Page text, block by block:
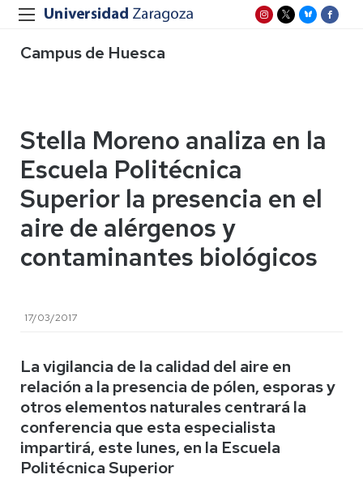
Campus de Huesca
Stella Moreno analiza en la
Escuela Politécnica
Superior la presencia en el
aire de alérgenos y
contaminantes biológicos
17/03/2017
La vigilancia de la calidad del aire en
relación a la presencia de pólen, esporas y
otros elementos naturales centrará la
conferencia que esta especialista
impartirá, este lunes, en la Escuela
Politécnica Superior